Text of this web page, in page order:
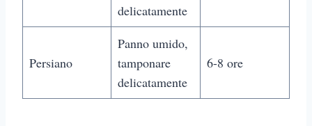
delicatamente
Persiano
Panno umido,
tamponare
delicatamente
6-8 ore